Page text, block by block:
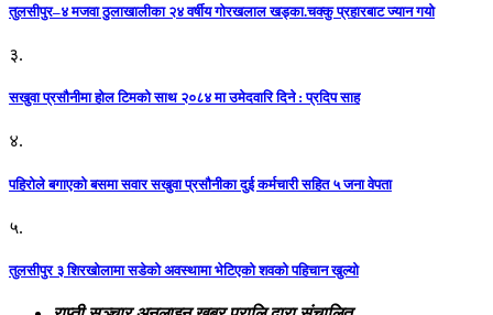
तुलसीपुर–४ मजवा ठुलाखालीका २४ वर्षीय गोरखलाल खड्का.चक्कु प्रहारबाट ज्यान गयो
३.
सखुवा प्रसौनीमा होल टिमको साथ २०८४ मा उमेदवारि दिने : प्रदिप साह
४.
पहिराेले बगाएकाे बसमा सवार सखुवा प्रसाैनीका दुई कर्मचारी सहित ५ जना वेपता
५.
तुलसीपुर ३ शिरखोलामा सडेको अवस्थामा भेटिएको शवको पहिचान खुल्यो